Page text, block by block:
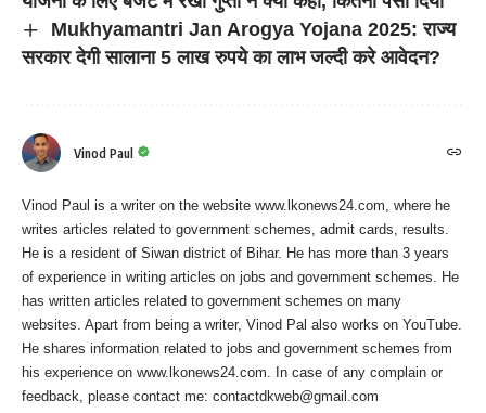
Mukhyamantri Jan Arogya Yojana 2025: राज्य
सरकार देगी सालाना 5 लाख रुपये का लाभ जल्दी करे आवेदन?
Vinod Paul
Vinod Paul is a writer on the website www.lkonews24.com, where he
writes articles related to government schemes, admit cards, results.
He is a resident of Siwan district of Bihar. He has more than 3 years
of experience in writing articles on jobs and government schemes. He
has written articles related to government schemes on many
websites. Apart from being a writer, Vinod Pal also works on YouTube.
He shares information related to jobs and government schemes from
his experience on www.lkonews24.com. In case of any complain or
feedback, please contact me: contactdkweb@gmail.com